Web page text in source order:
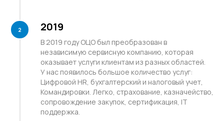
2019
В 2019 году ОЦО был преобразован в
независимую сервисную компанию, которая
оказывает услуги клиентам из разных областей.
У нас появилось большое количество услуг:
Цифровой HR, бухгалтерский и налоговый учет,
Командировки. Легко, страхование, казначейство,
сопровождение закупок, сертификация, IT
поддержка.